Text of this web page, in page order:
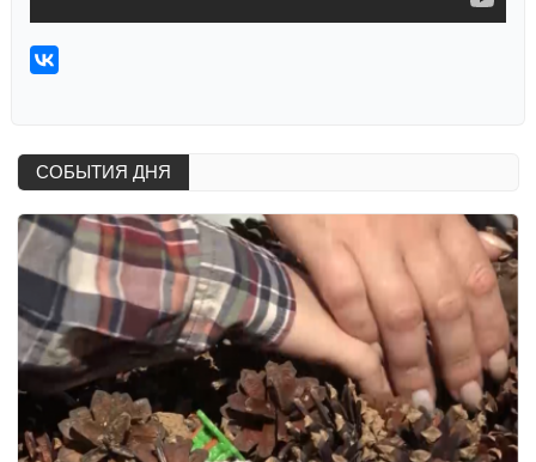
СОБЫТИЯ ДНЯ